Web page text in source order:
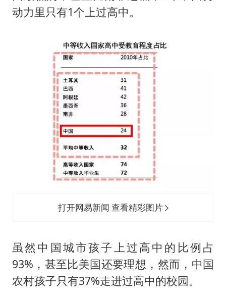
动力里只有1个上过高中。
打开网易新闻 查看精彩图片
虽然中国城市孩子上过高中的比例占
93%，甚至比美国还要理想，然而，中国
农村孩子只有37%走进过高中的校园。